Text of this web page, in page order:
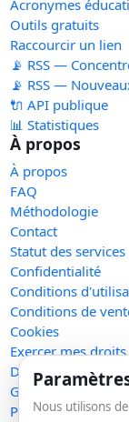
Acronymes
Outils gratuits
Raccourcir un lien
📡 RSS —
📡 RSS —
🔌 API publique
📊 Statistiques
À propos
À propos
FAQ
Méthodologie
Contact
Statut des services
Confidentialité
Conditions
Conditions de
Cookies
Exercer mes droits
Demande de retrait
Gérer les témoins
Plan du site
Nous utilisons